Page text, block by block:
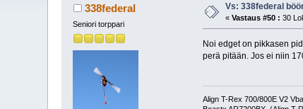
338federal
Seniori torppari
Vs: 338federal
«Vastaus #50 : 30
Noi edget on pikkasen
perä pitään. Jos ei niin
Align T-Rex 700/800E V2